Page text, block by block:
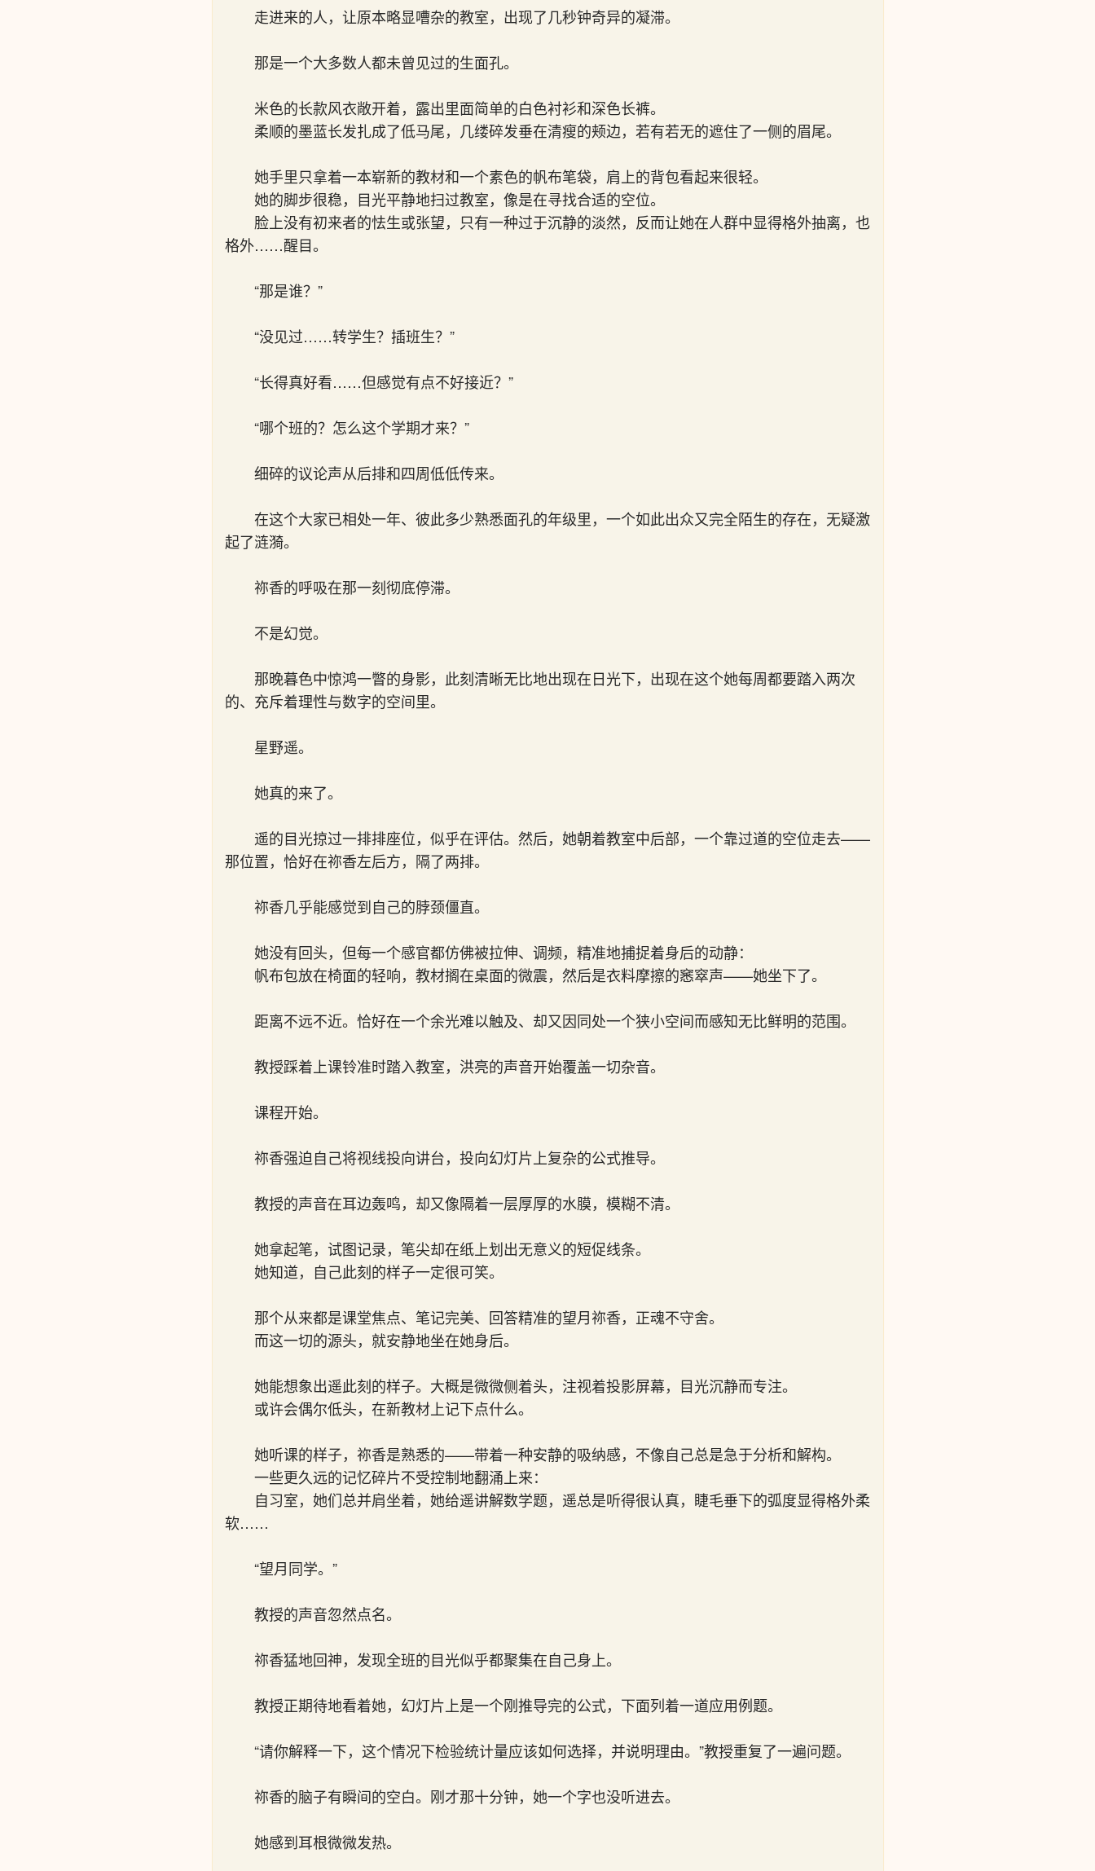
走进来的人，让原本略显嘈杂的教室，出现了几秒钟奇异的凝滞。
那是一个大多数人都未曾见过的生面孔。
米色的长款风衣敞开着，露出里面简单的白色衬衫和深色长裤。
柔顺的墨蓝长发扎成了低马尾，几缕碎发垂在清瘦的颊边，若有若无的遮住了一侧的眉尾。
她手里只拿着一本崭新的教材和一个素色的帆布笔袋，肩上的背包看起来很轻。
她的脚步很稳，目光平静地扫过教室，像是在寻找合适的空位。
脸上没有初来者的怯生或张望，只有一种过于沉静的淡然，反而让她在人群中显得格外抽离，也
格外……醒目。
“那是谁？”
“没见过……转学生？插班生？”
“长得真好看……但感觉有点不好接近？”
“哪个班的？怎么这个学期才来？”
细碎的议论声从后排和四周低低传来。
在这个大家已相处一年、彼此多少熟悉面孔的年级里，一个如此出众又完全陌生的存在，无疑激
起了涟漪。
祢香的呼吸在那一刻彻底停滞。
不是幻觉。
那晚暮色中惊鸿一瞥的身影，此刻清晰无比地出现在日光下，出现在这个她每周都要踏入两次
的、充斥着理性与数字的空间里。
星野遥。
她真的来了。
遥的目光掠过一排排座位，似乎在评估。然后，她朝着教室中后部，一个靠过道的空位走去——
那位置，恰好在祢香左后方，隔了两排。
祢香几乎能感觉到自己的脖颈僵直。
她没有回头，但每一个感官都仿佛被拉伸、调频，精准地捕捉着身后的动静：
帆布包放在椅面的轻响，教材搁在桌面的微震，然后是衣料摩擦的窸窣声——她坐下了。
距离不远不近。恰好在一个余光难以触及、却又因同处一个狭小空间而感知无比鲜明的范围。
教授踩着上课铃准时踏入教室，洪亮的声音开始覆盖一切杂音。
课程开始。
祢香强迫自己将视线投向讲台，投向幻灯片上复杂的公式推导。
教授的声音在耳边轰鸣，却又像隔着一层厚厚的水膜，模糊不清。
她拿起笔，试图记录，笔尖却在纸上划出无意义的短促线条。
她知道，自己此刻的样子一定很可笑。
那个从来都是课堂焦点、笔记完美、回答精准的望月祢香，正魂不守舍。
而这一切的源头，就安静地坐在她身后。
她能想象出遥此刻的样子。大概是微微侧着头，注视着投影屏幕，目光沉静而专注。
或许会偶尔低头，在新教材上记下点什么。
她听课的样子，祢香是熟悉的——带着一种安静的吸纳感，不像自己总是急于分析和解构。
一些更久远的记忆碎片不受控制地翻涌上来：
自习室，她们总并肩坐着，她给遥讲解数学题，遥总是听得很认真，睫毛垂下的弧度显得格外柔
软……
“望月同学。”
教授的声音忽然点名。
祢香猛地回神，发现全班的目光似乎都聚集在自己身上。
教授正期待地看着她，幻灯片上是一个刚推导完的公式，下面列着一道应用例题。
“请你解释一下，这个情况下检验统计量应该如何选择，并说明理由。”教授重复了一遍问题。
祢香的脑子有瞬间的空白。刚才那十分钟，她一个字也没听进去。
她感到耳根微微发热。